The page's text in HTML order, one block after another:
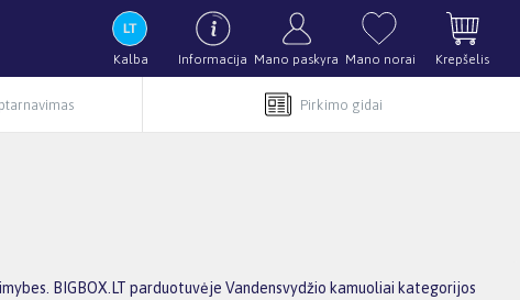
Kalba Informacija Mano paskyra Mano norai Krepšelis
Pirkimo gidai
BIGBOX.LT parduotuvėje Vandensvydžio kamuoliai kategorijos